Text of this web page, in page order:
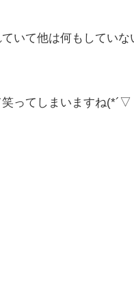
ていて他は何もしていな